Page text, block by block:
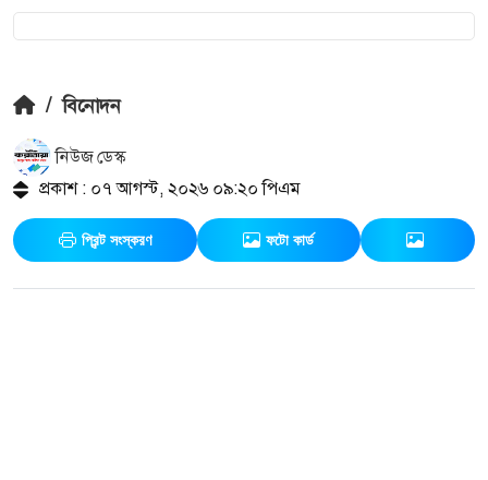
/ বিনোদন
নিউজ ডেস্ক
প্রকাশ : ০৭ আগস্ট, ২০২৬ ০৯:২০ পিএম
প্রিন্ট সংস্করণ ফটো কার্ড